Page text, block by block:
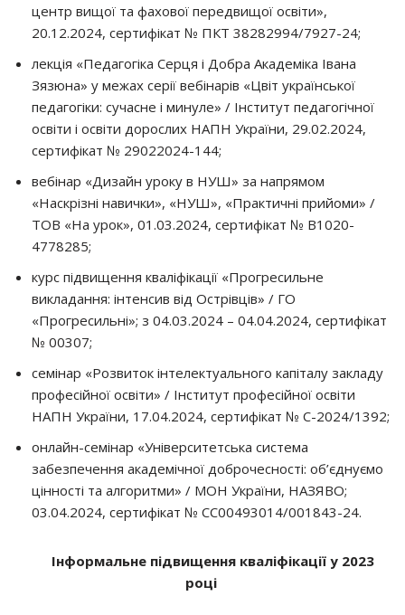
центр вищої та фахової передвищої освіти»,
20.12.2024, сертифікат № ПКТ 38282994/7927-24;
лекція «Педагогіка Серця і Добра Академіка Івана
Зязюна» у межах серії вебінарів «Цвіт української
педагогіки: сучасне і минуле» / Інститут педагогічної
освіти і освіти дорослих НАПН України, 29.02.2024,
сертифікат № 29022024-144;
вебінар «Дизайн уроку в НУШ» за напрямом
«Наскрізні навички», «НУШ», «Практичні прийоми» /
ТОВ «На урок», 01.03.2024, сертифікат № В1020-
4778285;
курс підвищення кваліфікації «Прогресильне
викладання: інтенсив від Острівців» / ГО
«Прогресильні»; з 04.03.2024 – 04.04.2024, сертифікат
№ 00307;
семінар «Розвиток інтелектуального капіталу закладу
професійної освіти» / Інститут професійної освіти
НАПН України, 17.04.2024, сертифікат № С-2024/1392;
онлайн-семінар «Університетська система
забезпечення академічної доброчесності: об’єднуємо
цінності та алгоритми» / МОН України, НАЗЯВО;
03.04.2024, сертифікат № СС00493014/001843-24.
Інформальне підвищення кваліфікації у 2023
році